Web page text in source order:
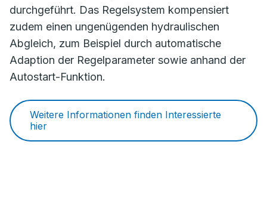
durchgeführt. Das Regelsystem kompensiert
zudem einen ungenügenden hydraulischen
Abgleich, zum Beispiel durch automatische
Adaption der Regelparameter sowie anhand der
Autostart-Funktion.
Weitere Informationen finden Interessierte
hier